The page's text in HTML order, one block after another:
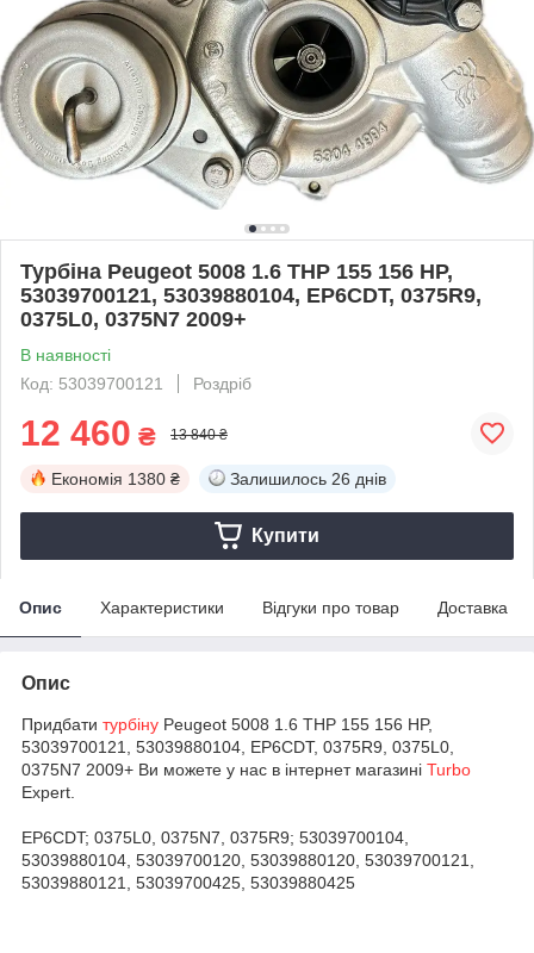
Турбіна Peugeot 5008 1.6 THP 155 156 HP,
53039700121, 53039880104, EP6CDT, 0375R9,
0375L0, 0375N7 2009+
В наявності
Код: 53039700121
Роздріб
12 460 ₴ 13 840 ₴
Економія 1380 ₴ Залишилось 26 днів
Купити
Опис Характеристики Відгуки про товар Доставка
Опис
Придбати турбіну Peugeot 5008 1.6 THP 155 156 HP,
53039700121, 53039880104, EP6CDT, 0375R9, 0375L0,
0375N7 2009+ Ви можете у нас в інтернет магазині Turbo
Expert.
EP6CDT; 0375L0, 0375N7, 0375R9; 53039700104,
53039880104, 53039700120, 53039880120, 53039700121,
53039880121, 53039700425, 53039880425